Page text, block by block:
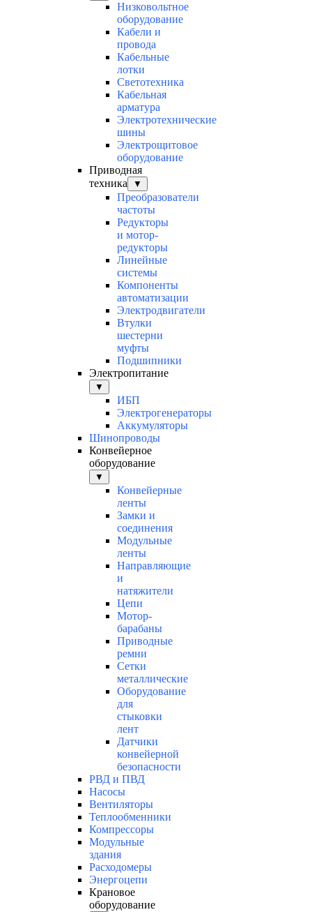
Низковольтное
оборудование
Кабели и
провода
Кабельные
лотки
Светотехника
Кабельная
арматура
Электротехнические
шины
Электрощитовое
оборудование
Приводная
техника
▼
Преобразователи
частоты
Редукторы
и мотор-
редукторы
Линейные
системы
Компоненты
автоматизации
Электродвигатели
Втулки
шестерни
муфты
Подшипники
Электропитание
▼
ИБП
Электрогенераторы
Аккумуляторы
Шинопроводы
Конвейерное
оборудование
▼
Конвейерные
ленты
Замки и
соединения
Модульные
ленты
Направляющие
и
натяжители
Цепи
Мотор-
барабаны
Приводные
ремни
Сетки
металлические
Оборудование
для
стыковки
лент
Датчики
конвейерной
безопасности
РВД и ПВД
Насосы
Вентиляторы
Теплообменники
Компрессоры
Модульные
здания
Расходомеры
Энергоцепи
Крановое
оборудование